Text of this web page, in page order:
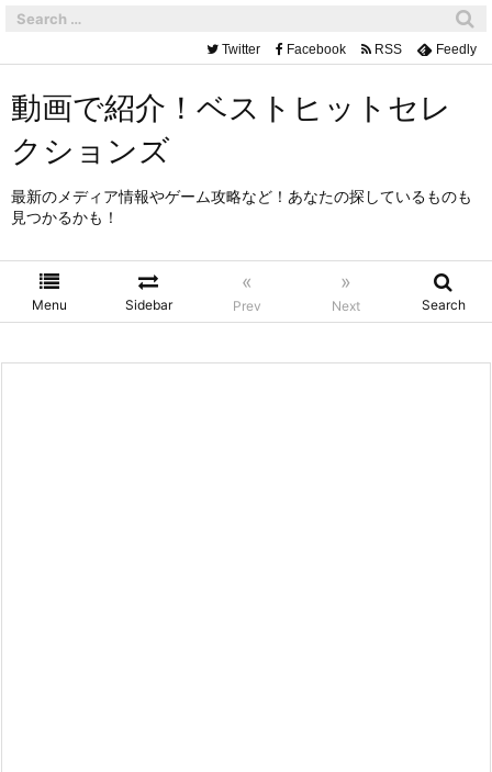
動画で紹介！ベストヒットセレ
クションズ
最新のメディア情報やゲーム攻略など！あなたの探しているものも
見つかるかも！
Menu Sidebar
«
Prev
»
Next Search
Twitter Facebook RSS Feedly